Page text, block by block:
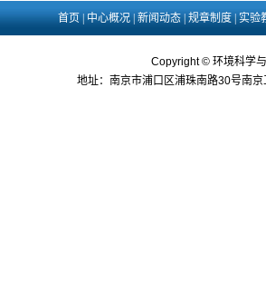
首页|中心概况|新闻动态|规章制度|实验
Copyright © 环境科学
地址：南京市浦口区浦珠南路30号南